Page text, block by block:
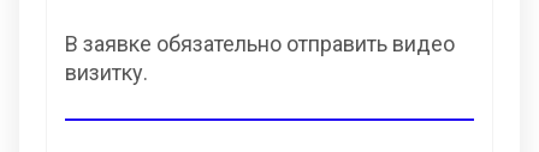
В заявке обязательно отправить видео
визитку.